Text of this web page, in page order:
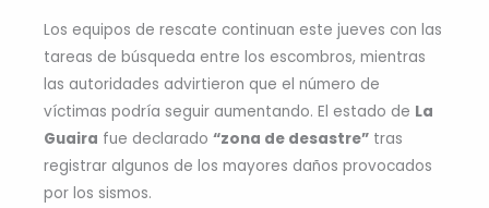
Los equipos de rescate continuan este jueves con las
tareas de búsqueda entre los escombros, mientras
las autoridades advirtieron que el número de
víctimas podría seguir aumentando. El estado de La
Guaira fue declarado “zona de desastre” tras
registrar algunos de los mayores daños provocados
por los sismos.